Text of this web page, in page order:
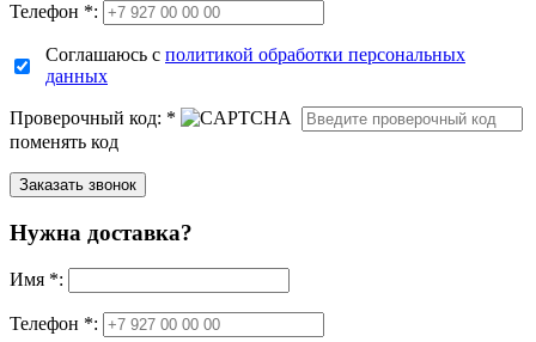
Телефон *:
Соглашаюсь с политикой обработки персональных
данных
Проверочный код: *
поменять код
Нужна доставка?
Имя *:
Телефон *: